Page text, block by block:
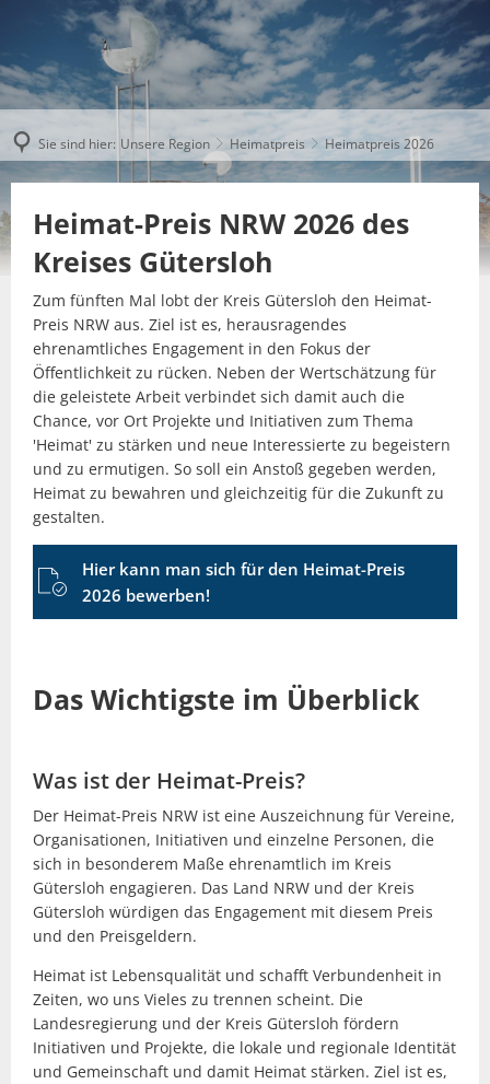
Sie sind hier: Unsere Region Heimatpreis Heimatpreis 2026
Heimat-Preis NRW 2026 des
Kreises Gütersloh
Zum fünften Mal lobt der Kreis Gütersloh den Heimat-
Preis NRW aus. Ziel ist es, herausragendes
ehrenamtliches Engagement in den Fokus der
Öffentlichkeit zu rücken. Neben der Wertschätzung für
die geleistete Arbeit verbindet sich damit auch die
Chance, vor Ort Projekte und Initiativen zum Thema
'Heimat' zu stärken und neue Interessierte zu begeistern
und zu ermutigen. So soll ein Anstoß gegeben werden,
Heimat zu bewahren und gleichzeitig für die Zukunft zu
gestalten.
Hier kann man sich für den Heimat-Preis
2026 bewerben!
Das Wichtigste im Überblick
Was ist der Heimat-Preis?
Der Heimat-Preis NRW ist eine Auszeichnung für Vereine,
Organisationen, Initiativen und einzelne Personen, die
sich in besonderem Maße ehrenamtlich im Kreis
Gütersloh engagieren. Das Land NRW und der Kreis
Gütersloh würdigen das Engagement mit diesem Preis
und den Preisgeldern.
Heimat ist Lebensqualität und schafft Verbundenheit in
Zeiten, wo uns Vieles zu trennen scheint. Die
Landesregierung und der Kreis Gütersloh fördern
Initiativen und Projekte, die lokale und regionale Identität
und Gemeinschaft und damit Heimat stärken. Ziel ist es,